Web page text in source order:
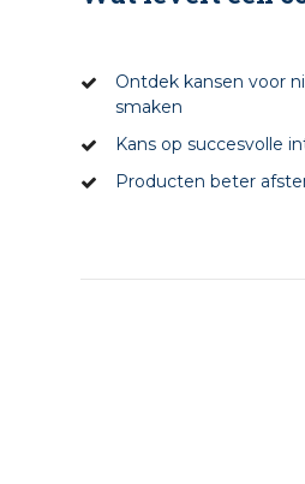
Ontdek kansen voor
smaken
Kans op succesvolle
Producten beter